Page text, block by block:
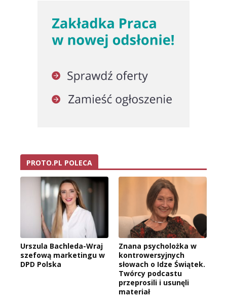
PROTO.PL POLECA
Urszula Bachleda-Wraj
szefową marketingu w
DPD Polska
Znana psycholożka w
kontrowersyjnych
słowach o Idze Świątek.
Twórcy podcastu
przeprosili i usunęli
materiał